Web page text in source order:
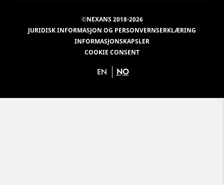
©NEXANS 2018-2026
JURIDISK INFORMASJON OG PERSONVERNSERKLÆRING
INFORMASJONSKAPSLER
COOKIE CONSENT
EN NO